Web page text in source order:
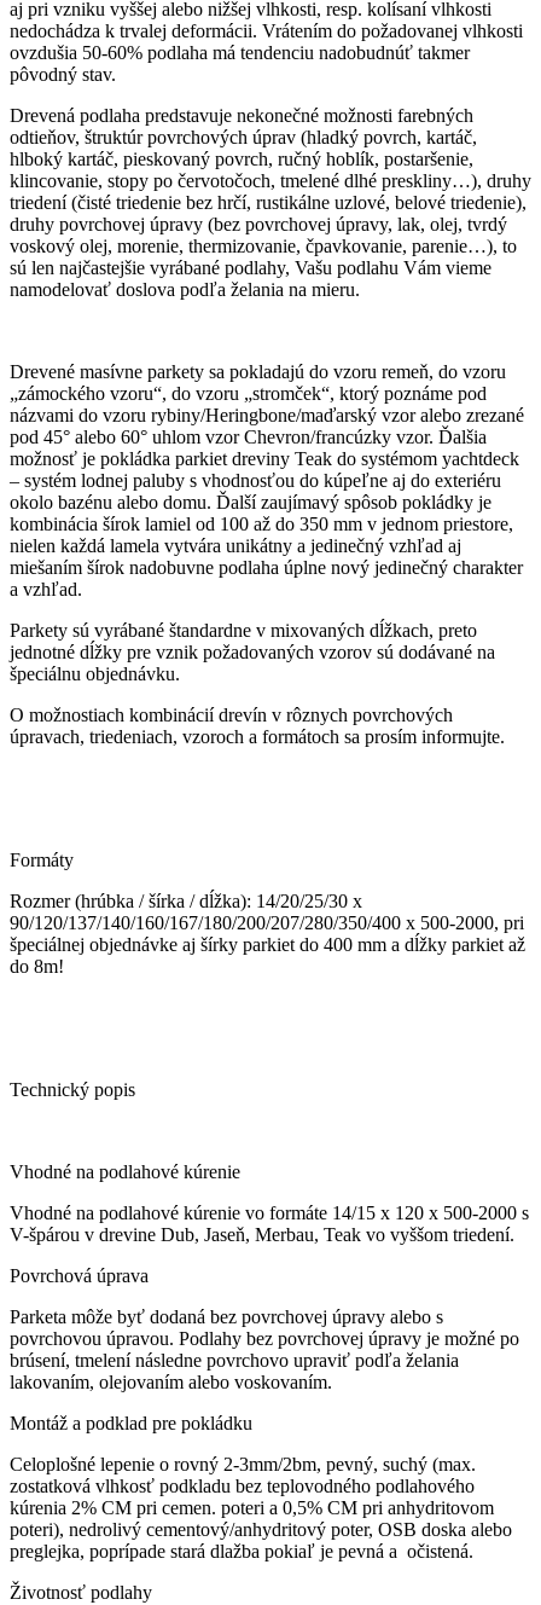
aj pri vzniku vyššej alebo nižšej vlhkosti, resp. kolísaní vlhkosti
nedochádza k trvalej deformácii. Vrátením do požadovanej vlhkosti
ovzdušia 50-60% podlaha má tendenciu nadobudnúť takmer
pôvodný stav.
Drevená podlaha predstavuje nekonečné možnosti farebných
odtieňov, štruktúr povrchových úprav (hladký povrch, kartáč,
hlboký kartáč, pieskovaný povrch, ručný hoblík, postaršenie,
klincovanie, stopy po červotočoch, tmelené dlhé preskliny…), druhy
triedení (čisté triedenie bez hrčí, rustikálne uzlové, belové triedenie),
druhy povrchovej úpravy (bez povrchovej úpravy, lak, olej, tvrdý
voskový olej, morenie, thermizovanie, čpavkovanie, parenie…), to
sú len najčastejšie vyrábané podlahy, Vašu podlahu Vám vieme
namodelovať doslova podľa želania na mieru.
Drevené masívne parkety sa pokladajú do vzoru remeň, do vzoru
„zámockého vzoru“, do vzoru „stromček“, ktorý poznáme pod
názvami do vzoru rybiny/Heringbone/maďarský vzor alebo zrezané
pod 45° alebo 60° uhlom vzor Chevron/francúzky vzor. Ďalšia
možnosť je pokládka parkiet dreviny Teak do systémom yachtdeck
– systém lodnej paluby s vhodnosťou do kúpeľne aj do exteriéru
okolo bazénu alebo domu. Ďalší zaujímavý spôsob pokládky je
kombinácia šírok lamiel od 100 až do 350 mm v jednom priestore,
nielen každá lamela vytvára unikátny a jedinečný vzhľad aj
miešaním šírok nadobuvne podlaha úplne nový jedinečný charakter
a vzhľad.
Parkety sú vyrábané štandardne v mixovaných dĺžkach, preto
jednotné dĺžky pre vznik požadovaných vzorov sú dodávané na
špeciálnu objednávku.
O možnostiach kombinácií drevín v rôznych povrchových
úpravach, triedeniach, vzoroch a formátoch sa prosím informujte.
Formáty
Rozmer (hrúbka / šírka / dĺžka): 14/20/25/30 x
90/120/137/140/160/167/180/200/207/280/350/400 x 500-2000, pri
špeciálnej objednávke aj šírky parkiet do 400 mm a dĺžky parkiet až
do 8m!
Technický popis
Vhodné na podlahové kúrenie
Vhodné na podlahové kúrenie vo formáte 14/15 x 120 x 500-2000 s
V-špárou v drevine Dub, Jaseň, Merbau, Teak vo vyššom triedení.
Povrchová úprava
Parketa môže byť dodaná bez povrchovej úpravy alebo s
povrchovou úpravou. Podlahy bez povrchovej úpravy je možné po
brúsení, tmelení následne povrchovo upraviť podľa želania
lakovaním, olejovaním alebo voskovaním.
Montáž a podklad pre pokládku
Celoplošné lepenie o rovný 2-3mm/2bm, pevný, suchý (max.
zostatková vlhkosť podkladu bez teplovodného podlahového
kúrenia 2% CM pri cemen. poteri a 0,5% CM pri anhydritovom
poteri), nedrolivý cementový/anhydritový poter, OSB doska alebo
preglejka, poprípade stará dlažba pokiaľ je pevná a očistená.
Životnosť podlahy